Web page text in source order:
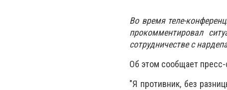
Во время теле-
прокомментировал
сотрудничестве с
Об этом сообщает
"Я противник, без